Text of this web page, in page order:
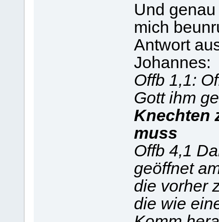
Und
mich
Antwort
Johannes:
Offb 1,1:
Gott ihm
Knechten
muss
Offb 4,1
geöffnet
die vorher
die wie